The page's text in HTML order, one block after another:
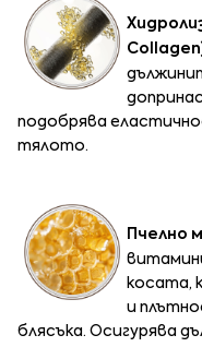
подобрява
тялото.
Пчелно
косата,
и
блясъка. Осигурява